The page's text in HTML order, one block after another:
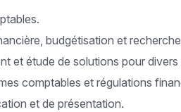
budgétisation et
et étude de solutions pour divers
comptables et régulations
et de présentation.